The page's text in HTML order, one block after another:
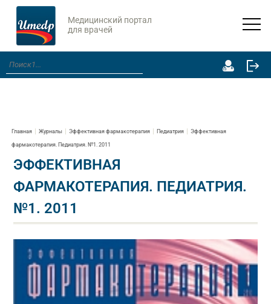
Медицинский портал
для врачей
Главная Журналы Эффективная фармакотерапия Педиатрия Эффективная
фармакотерапия. Педиатрия. №1. 2011
ЭФФЕКТИВНАЯ
ФАРМАКОТЕРАПИЯ. ПЕДИАТРИЯ.
№1. 2011